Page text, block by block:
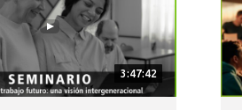
3:47:42